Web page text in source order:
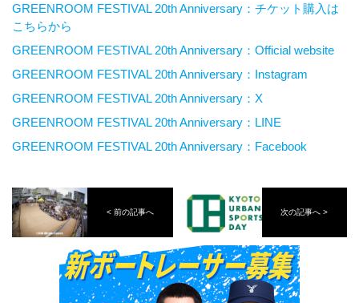
GREENROOM FESTIVAL 20th Anniversary：チケット購入は
こちらから
GREENROOM FESTIVAL 20th Anniversary：Official website
GREENROOM FESTIVAL 20th Anniversary：Instagram
GREENROOM FESTIVAL 20th Anniversary：X
GREENROOM FESTIVAL 20th Anniversary：LINE
GREENROOM FESTIVAL 20th Anniversary：Facebook
< 前の記事へ 次の記事へ >